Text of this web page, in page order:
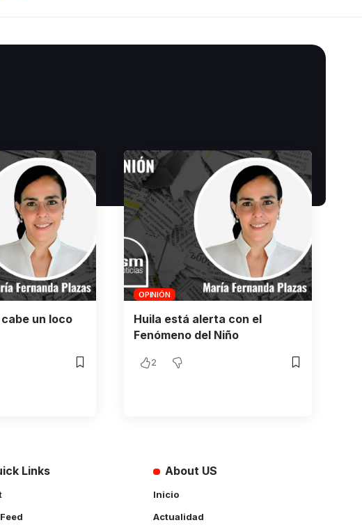
un loco
OPINIÓN
Huila está alerta con el
Fenómeno del Niño
2
Links About US
Inicio
Actualidad